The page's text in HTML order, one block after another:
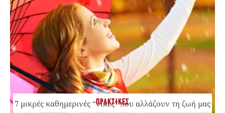
ΠΡΑΚΤΙΚΕΣ
7 μικρές καθημερινές “νίκες” που αλλάζουν τη ζωή μας